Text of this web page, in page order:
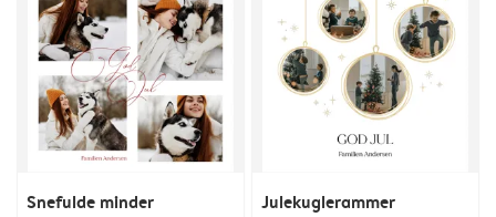
Snefulde minder Julekuglerammer